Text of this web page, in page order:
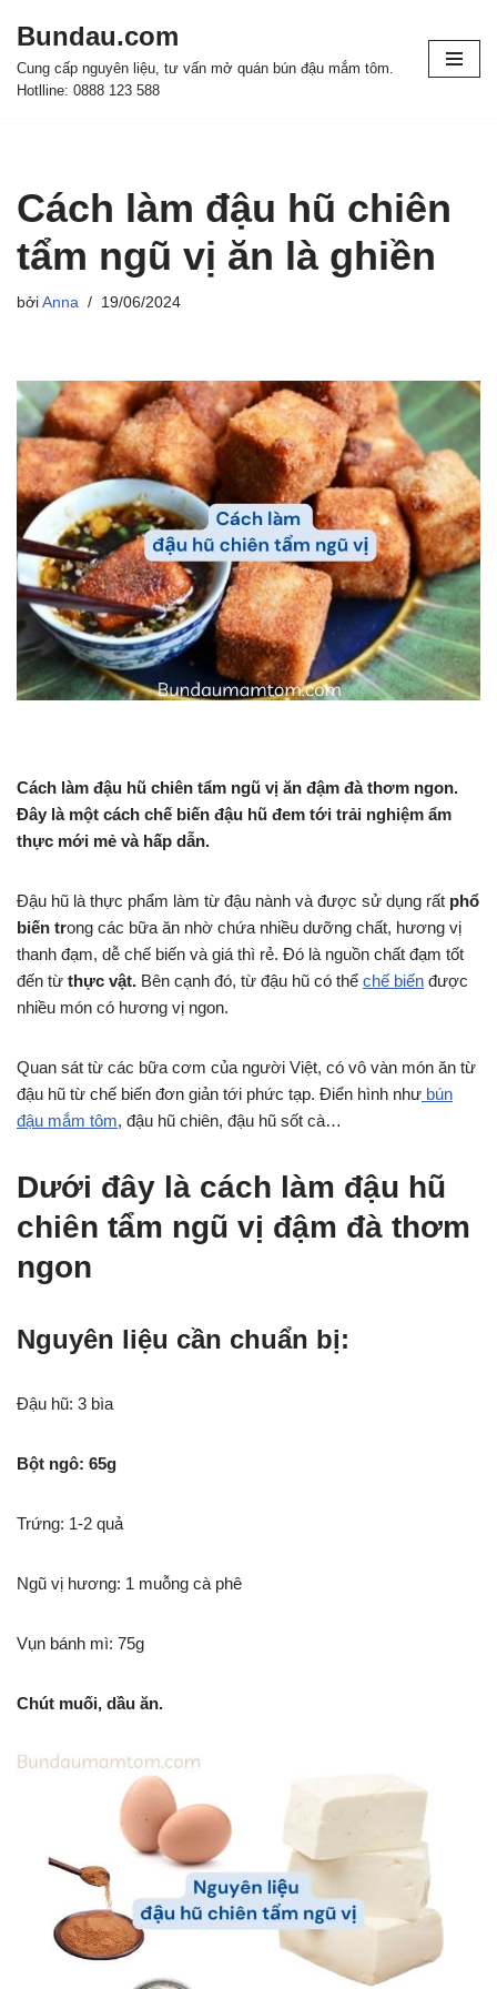
Chuyển
tới
Bundau.com
Cung cấp nguyên liệu, tư vấn mở quán bún đậu mắm tôm.
Hotlline: 0888 123 588
Cách làm đậu hũ chiên
tẩm ngũ vị ăn là ghiền
bởi Anna 19/06/2024
Cách làm đậu hũ chiên tẩm ngũ vị ăn đậm đà thơm ngon.
Đây là một cách chế biến đậu hũ đem tới trải nghiệm ẩm
thực mới mẻ và hấp dẫn.
Đậu hũ là thực phẩm làm từ đậu nành và được sử dụng rất phổ
biến trong các bữa ăn nhờ chứa nhiều dưỡng chất, hương vị
thanh đạm, dễ chế biến và giá thì rẻ. Đó là nguồn chất đạm tốt
đến từ thực vật. Bên cạnh đó, từ đậu hũ có thể chế biến được
nhiều món có hương vị ngon.
Quan sát từ các bữa cơm của người Việt, có vô vàn món ăn từ
đậu hũ từ chế biến đơn giản tới phức tạp. Điển hình như bún
đậu mắm tôm, đậu hũ chiên, đậu hũ sốt cà…
Dưới đây là cách làm đậu hũ
chiên tẩm ngũ vị đậm đà thơm
ngon
Nguyên liệu cần chuẩn bị:
Đậu hũ: 3 bìa
Bột ngô: 65g
Trứng: 1-2 quả
Ngũ vị hương: 1 muỗng cà phê
Vụn bánh mì: 75g
Chút muối, dầu ăn.